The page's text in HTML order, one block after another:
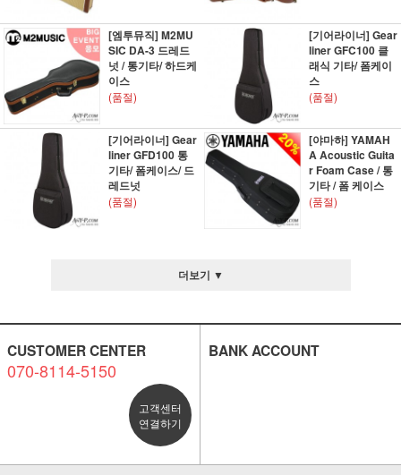
[엠투뮤직] M2MU
SIC DA-3 드레드
넛 / 통기타/ 하드케
이스
(품절)
[기어라이너] Gear
liner GFC100 클
래식 기타/ 폼케이
스
(품절)
[기어라이너] Gear
liner GFD100 통
기타/ 폼케이스/ 드
레드넛
(품절)
[야마하] YAMAH
A Acoustic Guita
r Foam Case / 통
기타 / 폼 케이스
(품절)
더보기 ▼
CUSTOMER CENTER
070-8114-5150
고객센터
연결하기
BANK ACCOUNT